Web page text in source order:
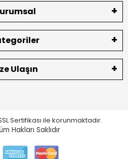
Ulaşın
Sertifikası ile korunmaktadır.
Hakları Saklıdır